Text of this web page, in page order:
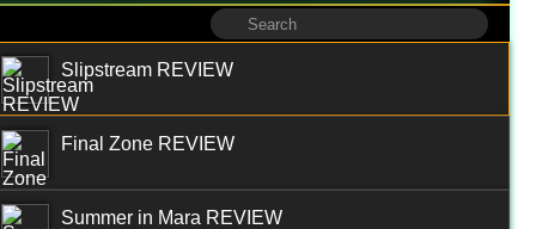
Slipstream REVIEW
Final Zone REVIEW
Summer in Mara REVIEW